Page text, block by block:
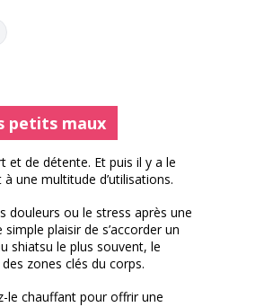
petits maux
et de détente. Et puis il y a le
une multitude d’utilisations.
douleurs ou le stress après une
plaisir de s’accorder un
shiatsu le plus souvent, le
zones clés du corps.
le chauffant pour offrir une